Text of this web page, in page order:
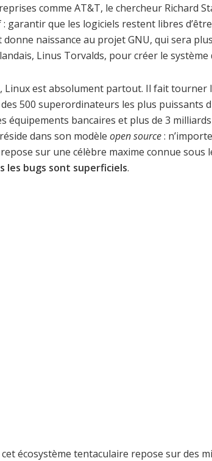
comme AT&T, le chercheur Richard
garantir que les logiciels restent libres
donne naissance au projet GNU, qui sera
Linus Torvalds, pour créer le système
Linux est absolument partout. Il fait tourner
500 superordinateurs les plus puissants
équipements bancaires et plus de 3
dans son modèle open source:
sur une célèbre maxime connue sous
les bugs sont superficiels.
écosystème tentaculaire repose sur des